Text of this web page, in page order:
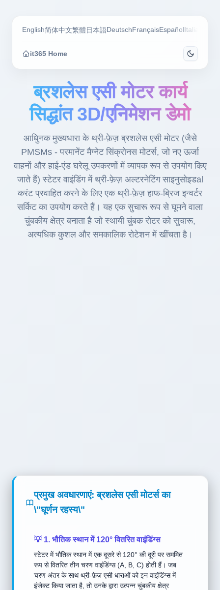
English简体中文繁體 日本語Deutsch FrançaisEspañol Italiano
it365 Home
ब्रशलेस एसी मोटर कार्य
सिद्धांत 3D/एनिमेशन डेमो
आधुिनक मुख्यधारा के थ्री-फ़ेज़ ब्रशलेस एसी मोटर (जैसे
PMSMs - परमानेंट मैग्नेट सिंक्रोनस मोटर्स, जो नए ऊर्जा
वाहनों और हाई-एंड घरेलू उपकरणों में व्यापक रूप से उपयोग किए
जाते हैं) स्टेटर वाइंडिंग में थ्री-फ़ेज़ अल्टरनेटिंग साइनुसोइडal
करंट प्रवाहित करने के लिए एक थ्री-फ़ेज़ हाफ-ब्रिज इन्वर्टर
सर्किट का उपयोग करते हैं। यह एक सुचारू रूप से घूमने वाला
चुंबकीय क्षेत्र बनाता है जो स्थायी चुंबक रोटर को सुचारू,
अत्यधिक कुशल और समकालिक रोटेशन में खींचता है।
प्रमुख अवधारणाएं: ब्रशलेस एसी मोटर्स का
\"घूर्णन रहस्य\"
💡 1. भौतिक स्थान में 120° वितरित वाइंडिंग्स
स्टेटर में भौतिक स्थान में एक दूसरे से 120° की दूरी पर सममित
रूप से वितरित तीन चरण वाइंडिंग्स (A, B, C) होती हैं। जब
चरण अंतर के साथ थ्री-फ़ेज़ एसी धाराओं को इन वाइंडिंग्स में
इंजेक्ट किया जाता है, तो उनके द्वारा उत्पन्न चुंबकीय क्षेत्र